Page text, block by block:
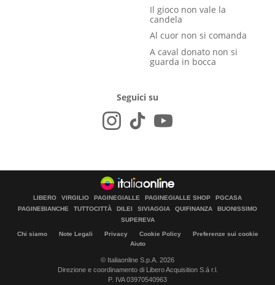
Il gioco non vale la
candela
Al cuor non si comanda
A caval donato non si
guarda in bocca
Seguici su
LIBERO VIRGILIO PAGINEGIALLE PAGINEGIALLE SHOP
PGCASA
PAGINEBIANCHE
TUTTOCITTÀ DILEI SIVIAGGIA QUIFINANZA
BUONISSIMO
SUPEREVA
Chi siamo Note Legali Privacy Cookie Policy
Preferenze sui cookie
Aiuto
© Italiaonline S.p.A. 2026
Direzione e coordinamento di Libero Acquisition S.á r.l.
P. IVA 03970540963